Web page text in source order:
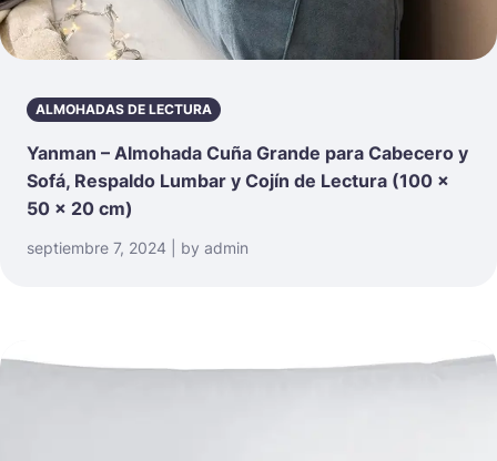
ALMOHADAS DE LECTURA
Yanman – Almohada Cuña Grande para Cabecero y
Sofá, Respaldo Lumbar y Cojín de Lectura (100 x
50 x 20 cm)
septiembre 7, 2024 | by admin